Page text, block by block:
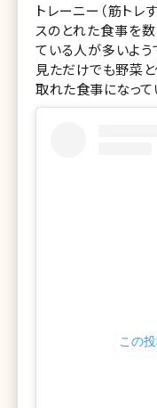
トレーニー（筋トレ
スのとれた食事を
ている人が多いよう
見ただけでも野菜
取れた食事になって
この